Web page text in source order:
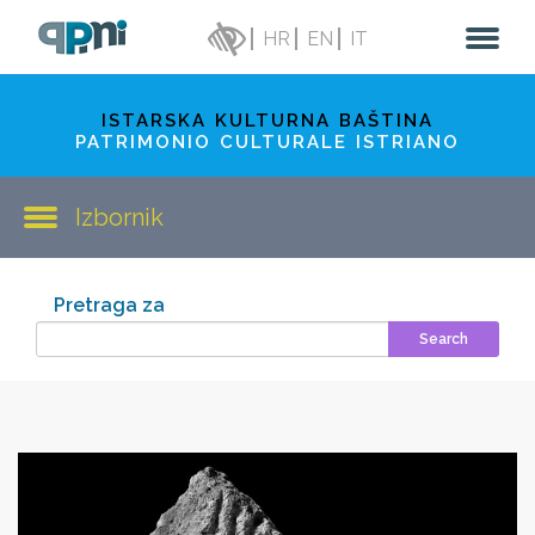
HR EN IT
ISTARSKA KULTURNA BAŠTINA
PATRIMONIO CULTURALE ISTRIANO
Izbornik
Pretraga za
Search